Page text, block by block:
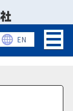
EN